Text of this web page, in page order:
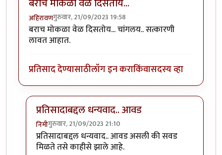
अहिरावणगुरुवार, 21/09/2023 19:58
बराच मोकळा वेळ दिसतोय... चांगलय.. सत्कारणी
लावत आहात.
प्रतिसाद देण्यासाठीलॉग इन कराकिंवासदस्य व्हा
प्रतिसादाबद्दल धन्यवाद.. आवड
निमीगुरुवार, 21/09/2023 21:10
In reply toबराच मोकळा वेळ दिसतोय...byअहिरावण
प्रतिसादाबद्दल धन्यवाद.. आवड असली की सवड
मिळते तसे काहीसे झाले आहे.